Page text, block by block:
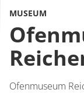
MUSEUM
Ofenmuseum